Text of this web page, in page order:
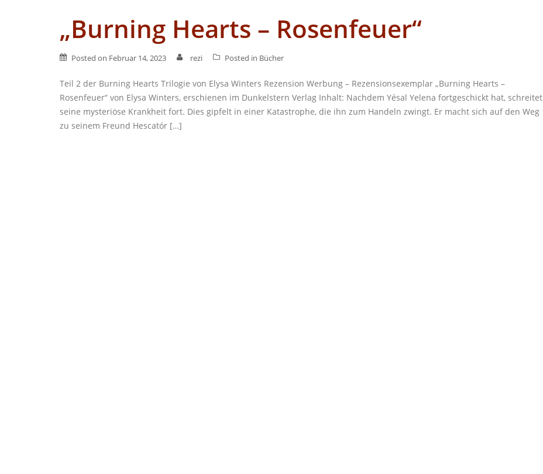
„Burning Hearts – Rosenfeuer“
Posted on Februar 14, 2023 rezi Posted in Bücher
Teil 2 der Burning Hearts Trilogie von Elysa Winters Rezension Werbung – Rezensionsexemplar „Burning Hearts –
Rosenfeuer“ von Elysa Winters, erschienen im Dunkelstern Verlag Inhalt: Nachdem Yésal Yelena fortgeschickt hat, schreitet
seine mysteriöse Krankheit fort. Dies gipfelt in einer Katastrophe, die ihn zum Handeln zwingt. Er macht sich auf den Weg
zu seinem Freund Hescatór […]